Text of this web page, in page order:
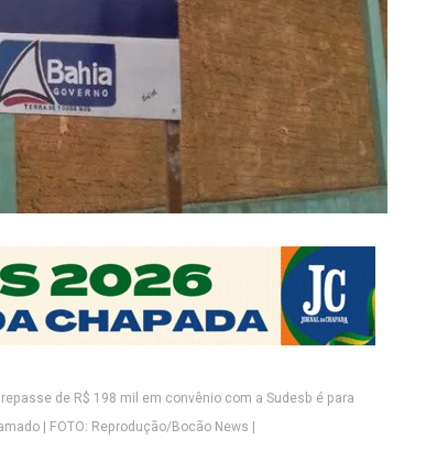
de R$ 198 mil em convênio com a Sudesb é para
| FOTO: Reprodução/Bocão News |